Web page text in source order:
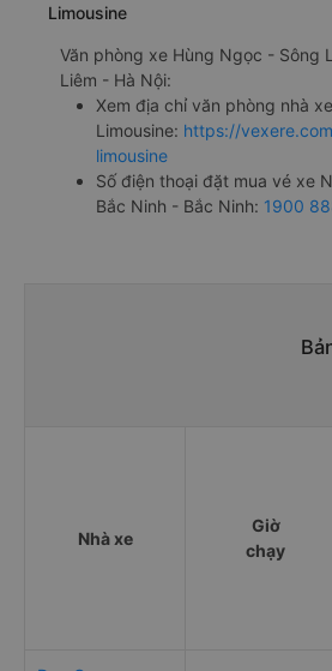
Limousine
Văn phòng xe Hùng Ngọc - Sông
Liêm - Hà Nội:
Xem địa chỉ văn phòng nhà
Limousine: https://
limousine
Số điện thoại đặt mua vé xe
Bắc Ninh - Bắc Ninh: 1900
Nhà xe
Giờ
chạy